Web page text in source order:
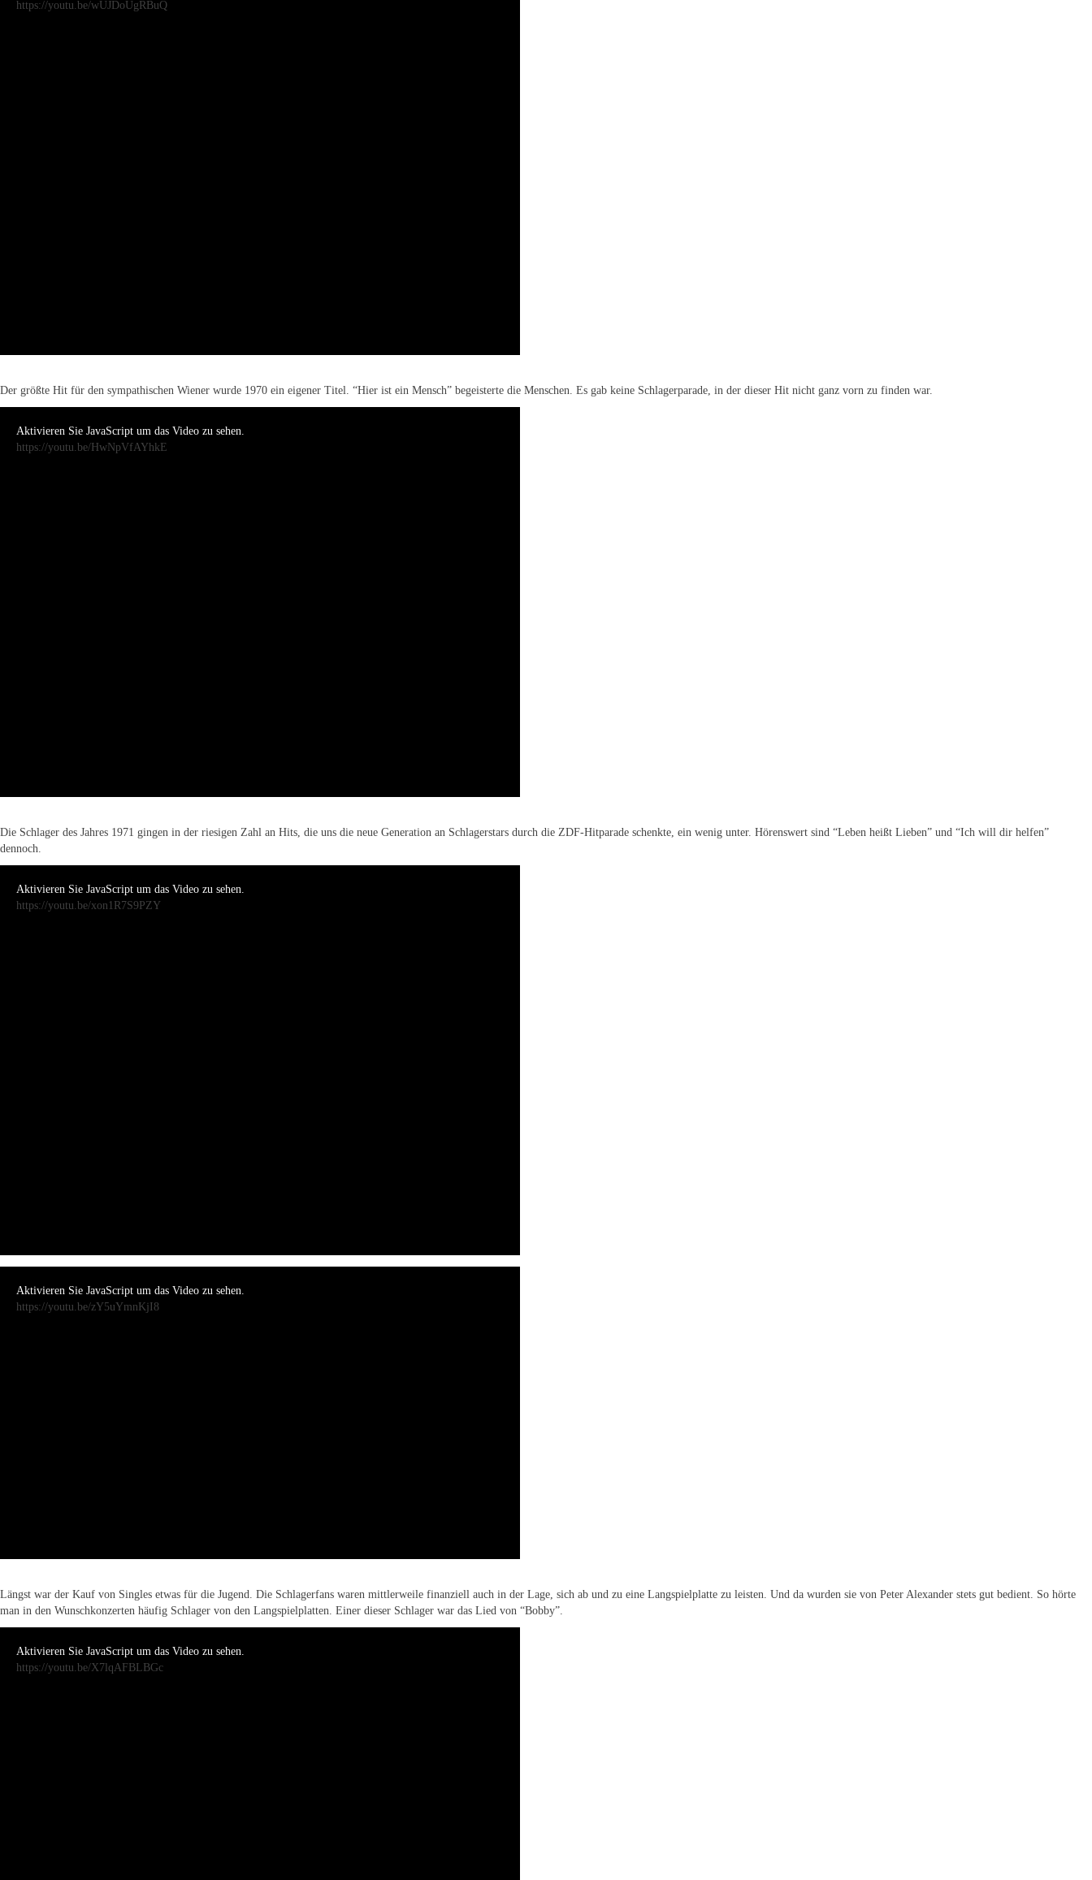
https://youtu.be/wUJDoUgRBuQ
Der größte Hit für den sympathischen Wiener wurde 1970 ein eigener Titel. “Hier ist ein Mensch” begeisterte die Menschen. Es gab keine Schlagerparade, in der dieser Hit nicht ganz vorn zu finden war.
Aktivieren Sie JavaScript um das Video zu sehen.
https://youtu.be/HwNpVfAYhkE
Die Schlager des Jahres 1971 gingen in der riesigen Zahl an Hits, die uns die neue Generation an Schlagerstars durch die ZDF-Hitparade schenkte, ein wenig unter. Hörenswert sind “Leben heißt Lieben” und “Ich will dir helfen”
dennoch.
Aktivieren Sie JavaScript um das Video zu sehen.
https://youtu.be/xon1R7S9PZY
Aktivieren Sie JavaScript um das Video zu sehen.
https://youtu.be/zY5uYmnKjI8
Längst war der Kauf von Singles etwas für die Jugend. Die Schlagerfans waren mittlerweile finanziell auch in der Lage, sich ab und zu eine Langspielplatte zu leisten. Und da wurden sie von Peter Alexander stets gut bedient. So hörte
man in den Wunschkonzerten häufig Schlager von den Langspielplatten. Einer dieser Schlager war das Lied von “Bobby”.
Aktivieren Sie JavaScript um das Video zu sehen.
https://youtu.be/X7lqAFBLBGc